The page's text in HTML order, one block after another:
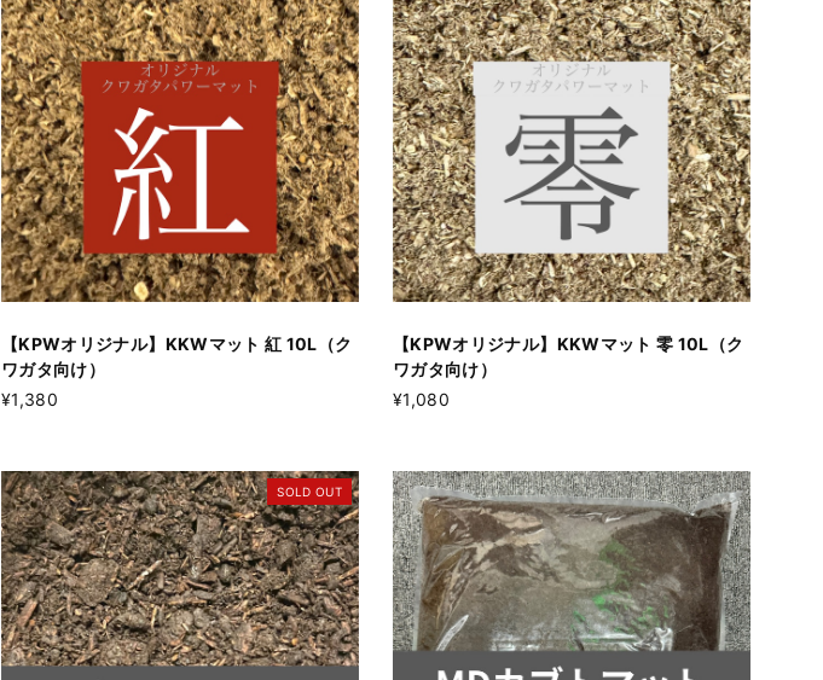
【KPWオリジナル】KKWマット 紅 10L（ク
ワガタ向け）
¥1,380
【KPWオリジナル】KKWマット 零 10L（ク
ワガタ向け）
¥1,080
SOLD OUT